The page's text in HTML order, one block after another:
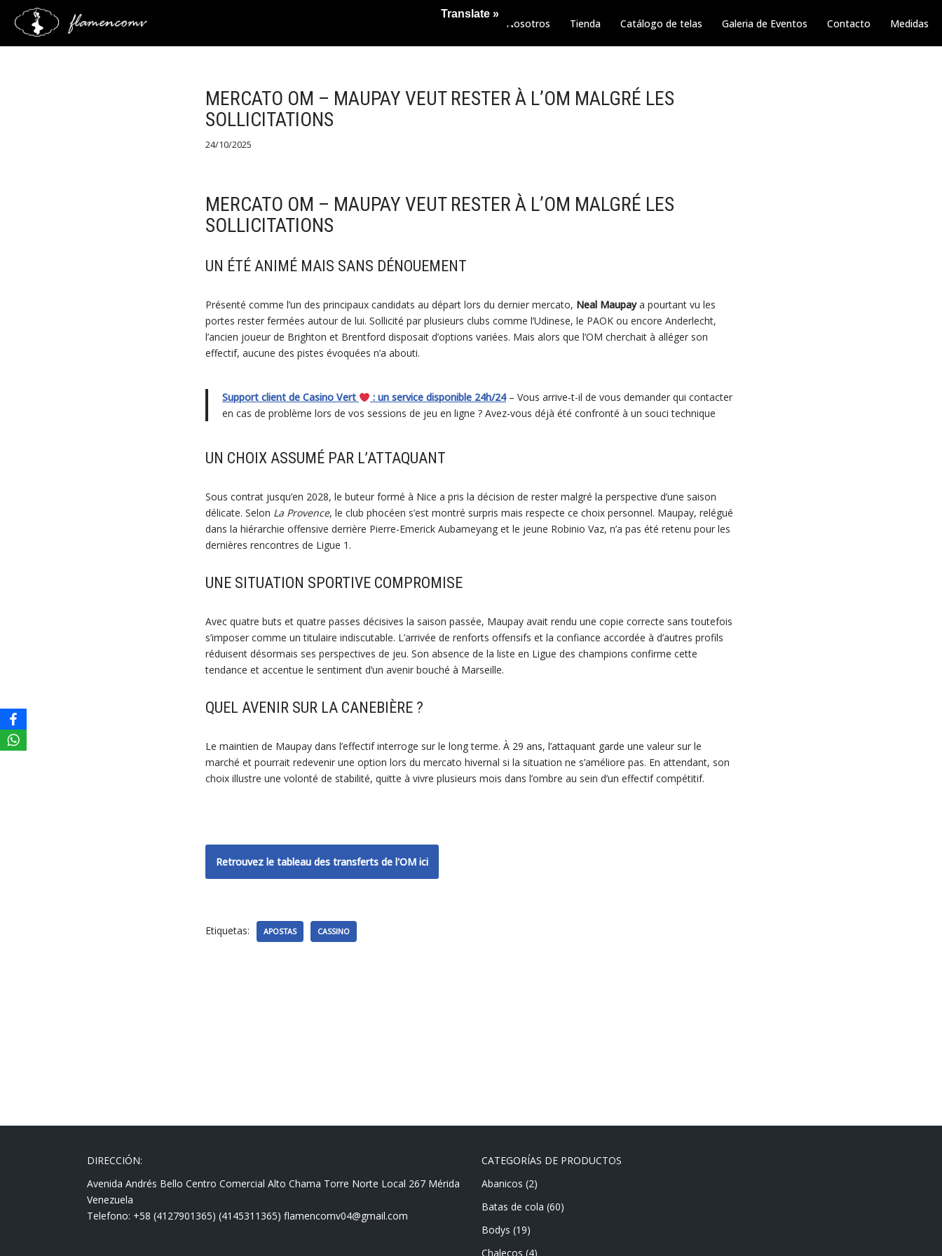
Saltar
Nosotros Tienda Catálogo de telas Galeria de Eventos Contacto Medidas
MERCATO OM – MAUPAY VEUT RESTER À L’OM MALGRÉ LES
SOLLICITATIONS
24/10/2025
MERCATO OM – MAUPAY VEUT RESTER À L’OM MALGRÉ LES
SOLLICITATIONS
UN ÉTÉ ANIMÉ MAIS SANS DÉNOUEMENT
Présenté comme l’un des principaux candidats au départ lors du dernier mercato, Neal Maupaya pourtant vu les
portes rester fermées autour de lui. Sollicité par plusieurs clubs comme l’Udinese, le PAOK ou encore Anderlecht,
l’ancien joueur de Brighton et Brentford disposait d’options variées. Mais alors que l’OM cherchait à alléger son
effectif, aucune des pistes évoquées n’a abouti.
Support client de Casino Vert : un service disponible 24h/24– Vous arrive-t-il de vous demander qui contacter
en cas de problème lors de vos sessions de jeu en ligne ? Avez-vous déjà été confronté à un souci technique
UN CHOIX ASSUMÉ PAR L’ATTAQUANT
Sous contrat jusqu’en 2028, le buteur formé à Nice a pris la décision de rester malgré la perspective d’une saison
délicate. Selon La Provence, le club phocéen s’est montré surpris mais respecte ce choix personnel. Maupay, relégué
dans la hiérarchie offensive derrière Pierre-Emerick Aubameyang et le jeune Robinio Vaz, n’a pas été retenu pour les
dernières rencontres de Ligue 1.
UNE SITUATION SPORTIVE COMPROMISE
Avec quatre buts et quatre passes décisives la saison passée, Maupay avait rendu une copie correcte sans toutefois
s’imposer comme un titulaire indiscutable. L’arrivée de renforts offensifs et la confiance accordée à d’autres profils
réduisent désormais ses perspectives de jeu. Son absence de la liste en Ligue des champions confirme cette
tendance et accentue le sentiment d’un avenir bouché à Marseille.
QUEL AVENIR SUR LA CANEBIÈRE ?
Le maintien de Maupay dans l’effectif interroge sur le long terme. À 29 ans, l’attaquant garde une valeur sur le
marché et pourrait redevenir une option lors du mercato hivernal si la situation ne s’améliore pas. En attendant, son
choix illustre une volonté de stabilité, quitte à vivre plusieurs mois dans l’ombre au sein d’un effectif compétitif.
Retrouvez le tableau des transferts de l'OM ici
Etiquetas: APOSTAS CASSINO
DIRECCIÓN:
Avenida Andrés Bello Centro Comercial Alto Chama Torre Norte Local 267 Mérida
Venezuela
Telefono: +58 (4127901365) (4145311365) flamencomv04@gmail.com
CATEGORÍAS DE PRODUCTOS
Abanicos (2)
Batas de cola (60)
Bodys (19)
Chalecos (4)
Translate »